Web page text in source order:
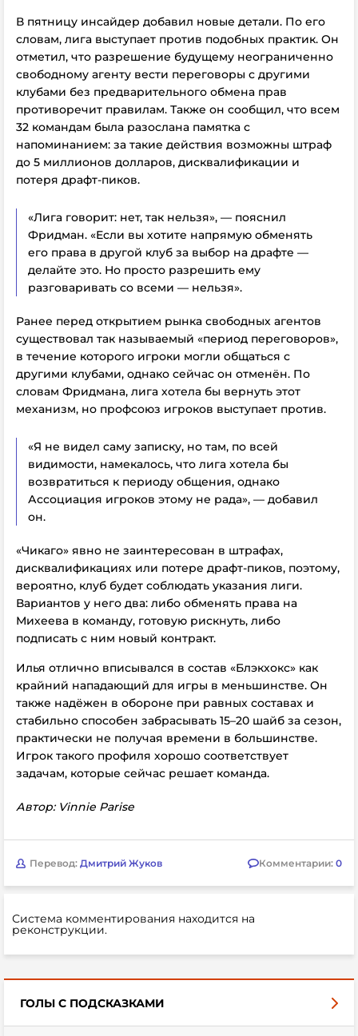
В пятницу инсайдер добавил новые детали. По его
словам, лига выступает против подобных практик. Он
отметил, что разрешение будущему неограниченно
свободному агенту вести переговоры с другими
клубами без предварительного обмена прав
противоречит правилам. Также он сообщил, что всем
32 командам была разослана памятка с
напоминанием: за такие действия возможны штраф
до 5 миллионов долларов, дисквалификации и
потеря драфт-пиков.
«Лига говорит: нет, так нельзя», — пояснил
Фридман. «Если вы хотите напрямую обменять
его права в другой клуб за выбор на драфте —
делайте это. Но просто разрешить ему
разговаривать со всеми — нельзя».
Ранее перед открытием рынка свободных агентов
существовал так называемый «период переговоров»,
в течение которого игроки могли общаться с
другими клубами, однако сейчас он отменён. По
словам Фридмана, лига хотела бы вернуть этот
механизм, но профсоюз игроков выступает против.
«Я не видел саму записку, но там, по всей
видимости, намекалось, что лига хотела бы
возвратиться к периоду общения, однако
Ассоциация игроков этому не рада», — добавил
он.
«Чикаго» явно не заинтересован в штрафах,
дисквалификациях или потере драфт-пиков, поэтому,
вероятно, клуб будет соблюдать указания лиги.
Вариантов у него два: либо обменять права на
Михеева в команду, готовую рискнуть, либо
подписать с ним новый контракт.
Илья отлично вписывался в состав «Блэкхокс» как
крайний нападающий для игры в меньшинстве. Он
также надёжен в обороне при равных составах и
стабильно способен забрасывать 15–20 шайб за сезон,
практически не получая времени в большинстве.
Игрок такого профиля хорошо соответствует
задачам, которые сейчас решает команда.
Автор: Vinnie Parise
Перевод: Дмитрий Жуков Комментарии: 0
Система комментирования находится на
реконструкции.
ГОЛЫ С ПОДСКАЗКАМИ